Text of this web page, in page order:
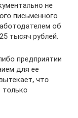
не
письменного
об
тысяч рублей.
предприятии
для ее
что
только